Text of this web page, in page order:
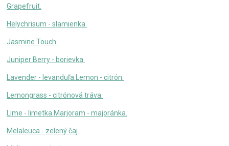
Grapefruit.
Helychrisum - slamienka.
Jasmine Touch.
Juniper Berry - borievka.
Lavender - levanduľa. Lemon - citrón.
Lemongrass - citrónová tráva.
Lime - limetka. Marjoram - majoránka.
Melaleuca - zelený čaj.